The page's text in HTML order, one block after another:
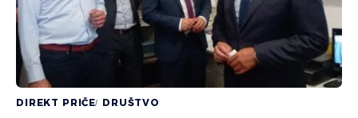
DIREKT PRIČE DRUŠTVO